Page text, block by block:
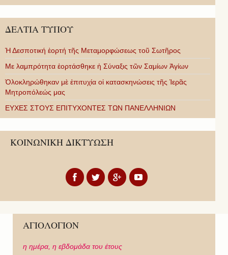
ΔΕΛΤΙΑ ΤΥΠΟΥ
Ἡ Δεσποτική ἑορτή τῆς Μεταμορφώσεως τοῦ Σωτῆρος
Με λαμπρότητα ἑορτάσθηκε ἡ Σύναξις τῶν Σαμίων Ἁγίων
Ὁλοκληρώθηκαν μὲ ἐπιτυχία οἱ κατασκηνώσεις τῆς Ἱερᾶς
Μητροπόλεώς μας
ΕΥΧΕΣ ΣΤΟΥΣ ΕΠΙΤΥΧΟΝΤΕΣ ΤΩΝ ΠΑΝΕΛΛΗΝΙΩΝ
ΚΟΙΝΩΝΙΚΗ ΔΙΚΤΥΩΣΗ
ΑΓΙΟΛΟΓΙΟΝ
η ημέρα, η εβδομάδα του έτους